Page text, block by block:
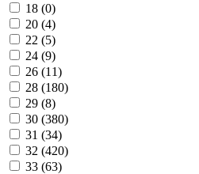
18 (0)
20 (4)
22 (5)
24 (9)
26 (11)
28 (180)
29 (8)
30 (380)
31 (34)
32 (420)
33 (63)